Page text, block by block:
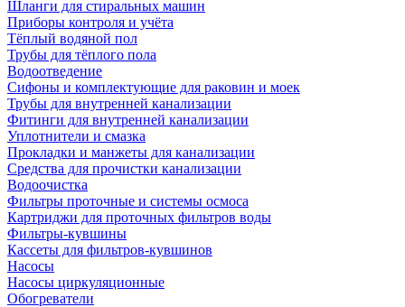
Шланги для стиральных машин
Приборы контроля и учёта
Тёплый водяной пол
Трубы для тёплого пола
Водоотведение
Сифоны и комплектующие для раковин и моек
Трубы для внутренней канализации
Фитинги для внутренней канализации
Уплотнители и смазка
Прокладки и манжеты для канализации
Средства для прочистки канализации
Водоочистка
Фильтры проточные и системы осмоса
Картриджи для проточных фильтров воды
Фильтры-кувшины
Кассеты для фильтров-кувшинов
Насосы
Насосы циркуляционные
Обогреватели